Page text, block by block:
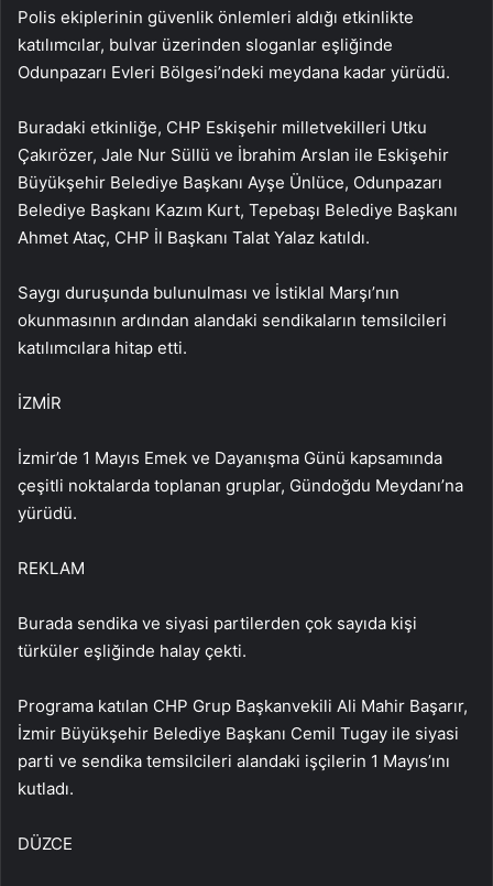
Polis ekiplerinin güvenlik önlemleri aldığı etkinlikte
katılımcılar, bulvar üzerinden sloganlar eşliğinde
Odunpazarı Evleri Bölgesi’ndeki meydana kadar yürüdü.
Buradaki etkinliğe, CHP Eskişehir milletvekilleri Utku
Çakırözer, Jale Nur Süllü ve İbrahim Arslan ile Eskişehir
Büyükşehir Belediye Başkanı Ayşe Ünlüce, Odunpazarı
Belediye Başkanı Kazım Kurt, Tepebaşı Belediye Başkanı
Ahmet Ataç, CHP İl Başkanı Talat Yalaz katıldı.
Saygı duruşunda bulunulması ve İstiklal Marşı’nın
okunmasının ardından alandaki sendikaların temsilcileri
katılımcılara hitap etti.
İZMİR
İzmir’de 1 Mayıs Emek ve Dayanışma Günü kapsamında
çeşitli noktalarda toplanan gruplar, Gündoğdu Meydanı’na
yürüdü.
REKLAM
Burada sendika ve siyasi partilerden çok sayıda kişi
türküler eşliğinde halay çekti.
Programa katılan CHP Grup Başkanvekili Ali Mahir Başarır,
İzmir Büyükşehir Belediye Başkanı Cemil Tugay ile siyasi
parti ve sendika temsilcileri alandaki işçilerin 1 Mayıs’ını
kutladı.
DÜZCE